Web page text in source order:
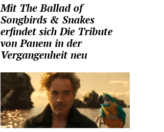
Mit The Ballad of
Songbirds & Snakes
erfindet sich Die Tribute
von Panem in der
Vergangenheit neu